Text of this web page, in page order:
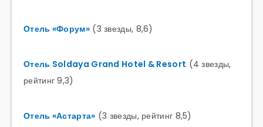
Отель «Форум»(3 звезды, 8,6)
Отель Soldaya Grand Hotel & Resort (4 звезды,
рейтинг 9,3)
Отель «Астарта» (3 звезды, рейтинг 8,5)